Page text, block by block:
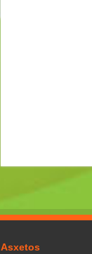
Asxetos